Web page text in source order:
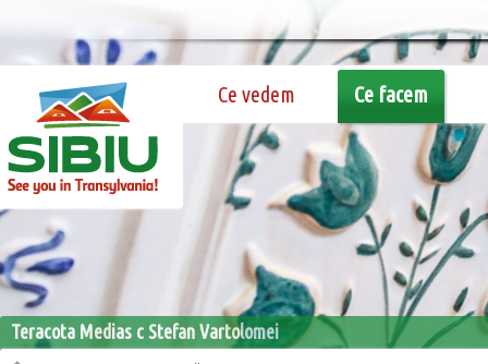
Ce vedem Ce facem
Teracota Medias c Stefan Vartolomei